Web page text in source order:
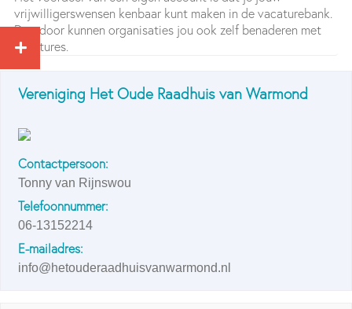
vrijwilligerswensen kenbaar kunt maken in de vacaturebank.
Daardoor kunnen organisaties jou ook zelf benaderen met
vacatures.
Vereniging Het Oude Raadhuis van Warmond
Contactpersoon:
Tonny van Rijnswou
Telefoonnummer:
06-13152214
E-mailadres:
info@hetouderaadhuisvanwarmond.nl